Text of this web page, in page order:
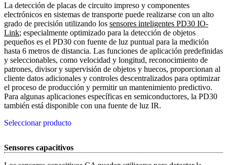
La detección de placas de circuito impreso y componentes
electrónicos en sistemas de transporte puede realizarse con un alto
grado de precisión utilizando los sensores inteligentes PD30 IO-
Link; especialmente optimizado para la detección de objetos
pequeños es el PD30 con fuente de luz puntual para la medición
hasta 6 metros de distancia. Las funciones de aplicación predefinidas
y seleccionables, como velocidad y longitud, reconocimiento de
patrones, divisor y supervisión de objetos y huecos, proporcionan al
cliente datos adicionales y controles descentralizados para optimizar
el proceso de producción y permitir un mantenimiento predictivo.
Para algunas aplicaciones específicas en semiconductores, la PD30
también está disponible con una fuente de luz IR.
Seleccionar producto
Sensores capacitivos